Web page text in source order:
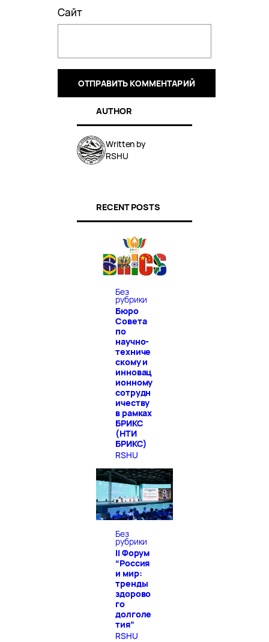
Сайт
AUTHOR
Written by
RSHU
RECENT POSTS
Без
рубрики
Бюро
Совета
по
научно-
техниче
скому и
инновац
ионному
сотрудн
ичеству
в рамках
БРИКС
(НТИ
БРИКС)
RSHU
Без
рубрики
II Форум
“Россия
и мир:
тренды
здорово
го
долголе
тия”
RSHU